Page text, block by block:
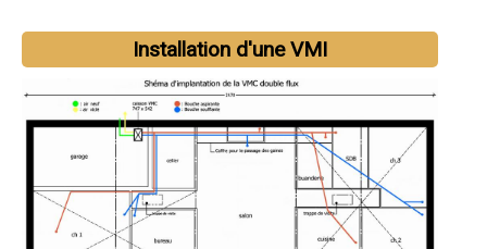
Installation d'une VMI